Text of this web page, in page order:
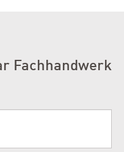
Fachhandwerk